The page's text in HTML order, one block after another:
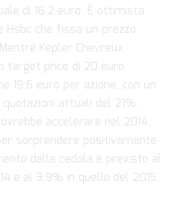
di 16,2 euro. È ottimista
Hsbc che fissa un prezzo
Kepler Chevreux
target price di 20 euro.
19,6 euro per azione, con un
attuali del 21%,
accelerare nel 2014,
sorprendere positivamente
della cedola è previsto al
e al 3,9% in quello del 2015.